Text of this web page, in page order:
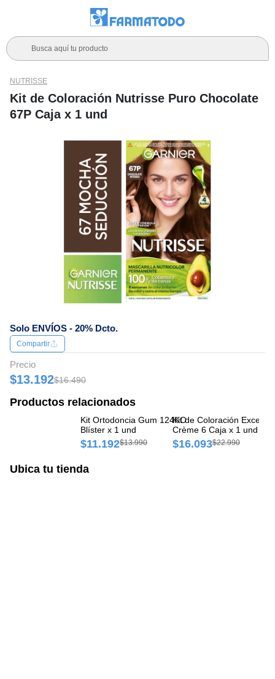
Busca aquí tu producto
Solo ENVÍOS - 20% Dcto.
NUTRISSE
Kit de Coloración Nutrisse Puro Chocolate
67P Caja x 1 und
Compartir
Precio
$13.192$16.490
Productos relacionados
Kit Ortodoncia Gum 124KO
Blíster x 1 und
$11.192$13.990
Kit de Coloración Excellence
Crème 6 Caja x 1 und
$16.093$22.990
Ubica tu tienda